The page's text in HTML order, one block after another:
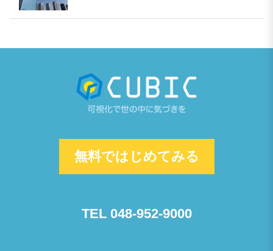
無料ではじめてみる
TEL 048-952-9000